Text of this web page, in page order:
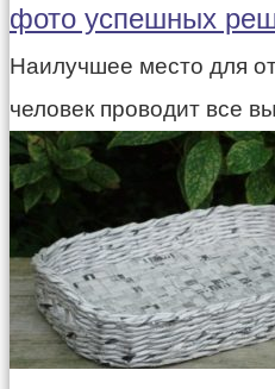
фото успешных
Наилучшее место для
человек проводит все